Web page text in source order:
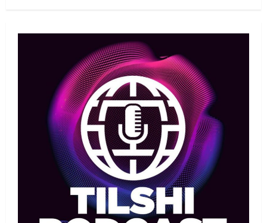
1
Елдос пен Такеока: Алматы
татамиінде әлем чемпиондары
09/08/2026
2
Басты жаңалық Футбол
Лионель Мессидің әкесі қайтыс
болды
09/08/2026
Басты жаңалық Футбол
Дастан Сәтпаев «Челси» сапында
алғашқы трофейін жеңіп алды
09/08/2026